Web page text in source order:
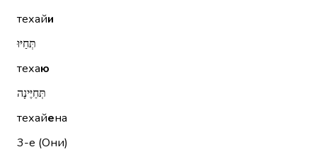
техайи
תְּחַיּוּ
техаю
תְּחַיֶּינָה
техайена
3-е (Они)